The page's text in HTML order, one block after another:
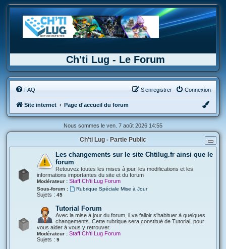
Ch'ti Lug - Le Forum
FAQ Connexion
S’enregistrer
Site internet Page d'accueil du forum
Nous sommes le ven. 7 août 2026 14:55
Ch'ti Lug - Partie Public
Les changements sur le site Chtilug.fr ainsi que le
forum
Retouvez toutes les mises à jour, les modifications et les
informations importantes du site et du forum
Modérateur : Staff Ch'ti Lug Forum
Sous-forum : Rubrique Spéciale Mise à Jour
Sujets : 45
Tutorial Forum
Avec la mise à jour du forum, il va falloir s'habituer à quelques
changements. Cette rubrique sera constitué de Tutorial, pour
vous aider à vous y retrouver.
Modérateur : Staff Ch'ti Lug Forum
Sujets : 9